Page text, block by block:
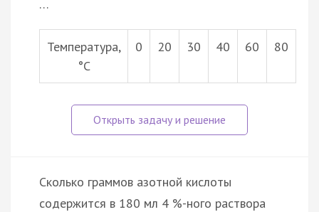
…
Температура,
°С
0 20 30 40 60 80
Сколько граммов азотной кислоты
содержится в 180 мл 4 %-ного раствора